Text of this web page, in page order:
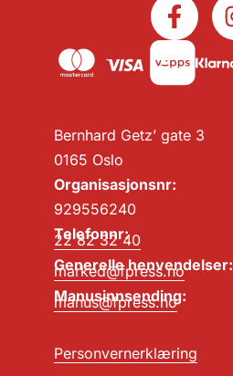
Bernhard Getz’ gate 3
0165 Oslo
Organisasjonsnr:
929556240
Telefonnr:
22 82 32 40
Generelle henvendelser:
marked@fpress.no
Manusinnsending:
manus@fpress.no
Personvernerklæring